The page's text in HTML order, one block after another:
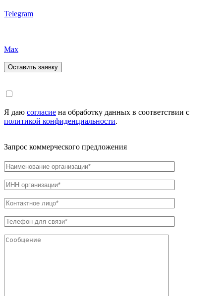
Telegram
Max
Я даю согласие на обработку данных в соответствии с
политикой конфиденциальности.
Запрос коммерческого предложения